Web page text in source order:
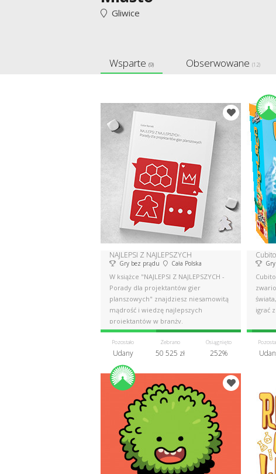
Gliwice
Wsparte (9) Obserwowane (12)
NAJLEPSI Z NAJLEPSZYCH
Gry bez prądu Cała Polska
W książce "NAJLEPSI Z NAJLEPSZYCH -
Porady dla projektantów gier
planszowych" znajdziesz niesamowitą
mądrość i wiedzę najlepszych
projektantów w branży.
Pozostało
Udany
Zebrano
50 525 zł
Osiągnięto
252%
igrać